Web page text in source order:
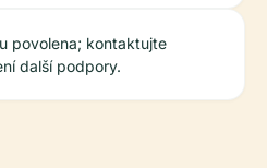
povolena; kontaktujte
další podpory.